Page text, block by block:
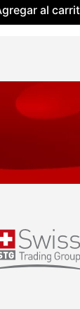
al